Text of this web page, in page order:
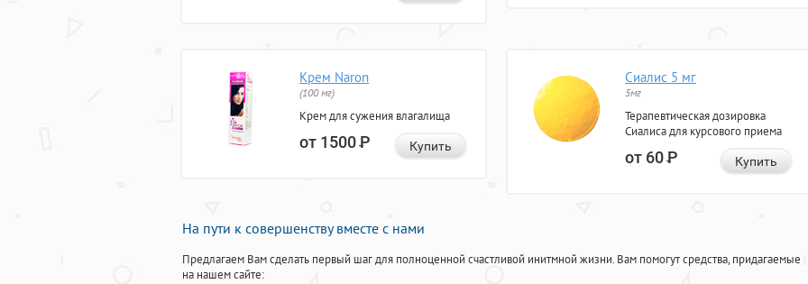
Крем Naron
(100 мг)
Крем для сужения влагалища
от 1500Р Купить
Сиалис 5 мг
5мг
Терапевтическая дозировка
Сиалиса для курсового приема
от 60Р Купить
На пути к совершенству вместе с нами
Предлагаем Вам сделать первый шаг для полноценной счастливой инитмной жизни. Вам помогут средства, придагаемые
на нашем сайте: